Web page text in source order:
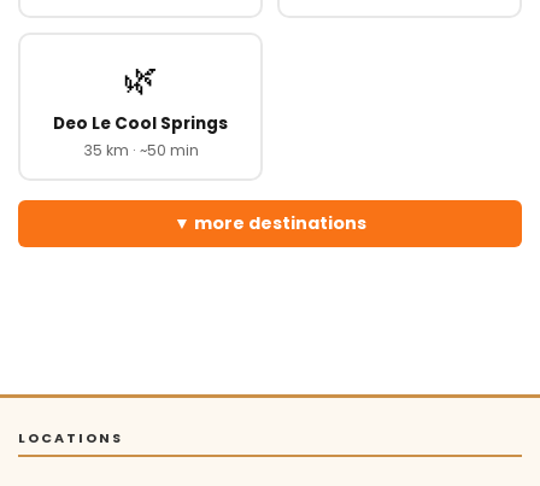
🌿
Deo Le Cool Springs
35 km · ~50 min
more destinations
LOCATIONS